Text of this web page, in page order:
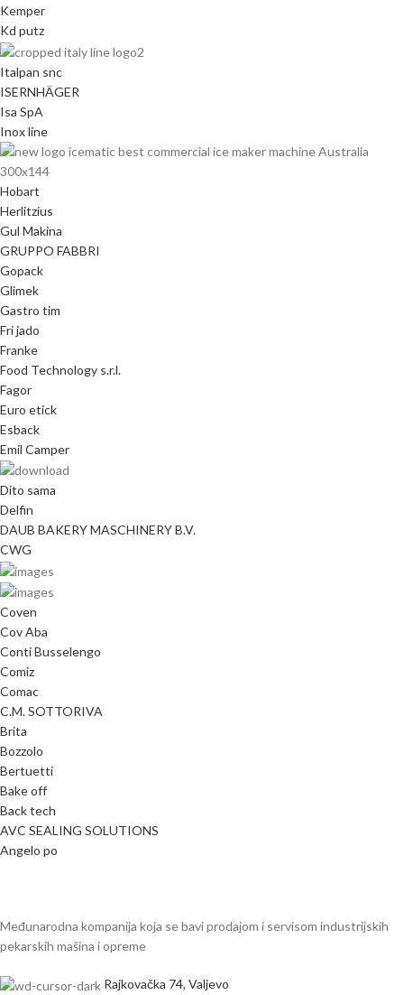
Kemper
Kd putz
Italpan snc
ISERNHÄGER
Isa SpA
Inox line
Hobart
Herlitzius
Gul Makina
GRUPPO FABBRI
Gopack
Glimek
Gastro tim
Fri jado
Franke
Food Technology s.r.l.
Fagor
Euro etick
Esback
Emil Camper
Dito sama
Delfin
DAUB BAKERY MASCHINERY B.V.
CWG
Coven
Cov Aba
Conti Busselengo
Comiz
Comac
C.M. SOTTORIVA
Brita
Bozzolo
Bertuetti
Bake off
Back tech
AVC SEALING SOLUTIONS
Angelo po
Međunarodna kompanija koja se bavi prodajom i servisom industrijskih
pekarskih mašina i opreme
Rajkovačka 74, Valjevo